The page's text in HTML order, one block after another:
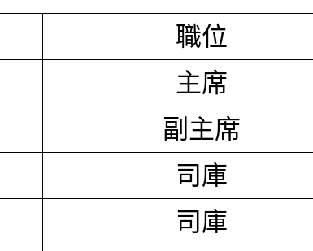
職位
主席
副主席
司庫
司庫